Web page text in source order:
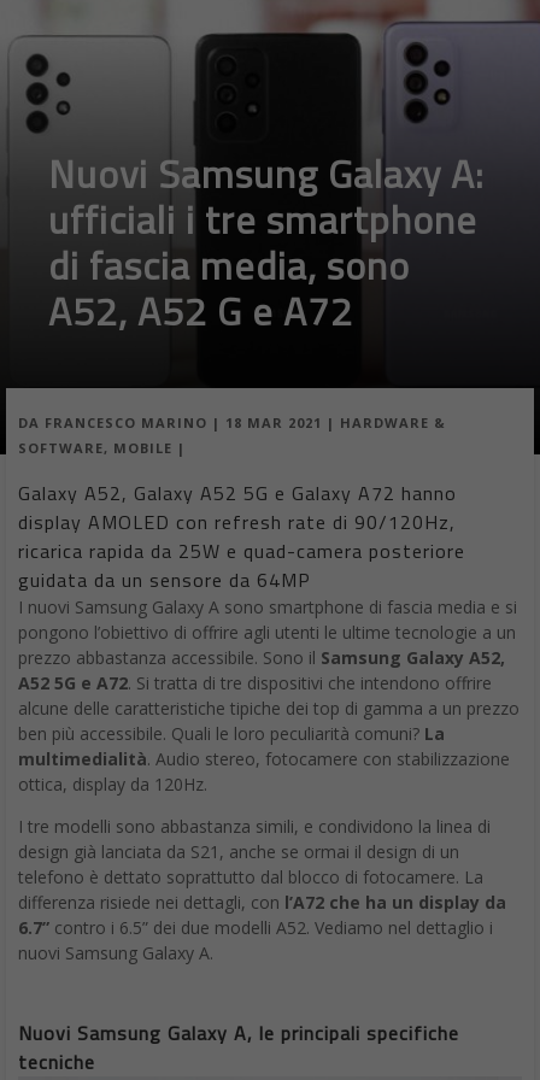
Nuovi Samsung Galaxy A:
ufficiali i tre smartphone
di fascia media, sono
A52, A52 G e A72
DA FRANCESCO MARINO | 18 MAR 2021 | HARDWARE &
SOFTWARE, MOBILE |
Galaxy A52, Galaxy A52 5G e Galaxy A72 hanno
display AMOLED con refresh rate di 90/120Hz,
ricarica rapida da 25W e quad-camera posteriore
guidata da un sensore da 64MP
I nuovi Samsung Galaxy A sono smartphone di fascia media e si
pongono l’obiettivo di offrire agli utenti le ultime tecnologie a un
prezzo abbastanza accessibile. Sono il Samsung Galaxy A52,
A52 5G e A72. Si tratta di tre dispositivi che intendono offrire
alcune delle caratteristiche tipiche dei top di gamma a un prezzo
ben più accessibile. Quali le loro peculiarità comuni? La
multimedialità. Audio stereo, fotocamere con stabilizzazione
ottica, display da 120Hz.
I tre modelli sono abbastanza simili, e condividono la linea di
design già lanciata da S21, anche se ormai il design di un
telefono è dettato soprattutto dal blocco di fotocamere. La
differenza risiede nei dettagli, con l’A72 che ha un display da
6.7” contro i 6.5” dei due modelli A52. Vediamo nel dettaglio i
nuovi Samsung Galaxy A.
Nuovi Samsung Galaxy A, le principali specifiche
tecniche